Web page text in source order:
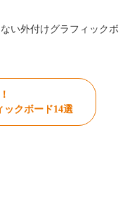
い外付けグラフィックボ
ックボード14選